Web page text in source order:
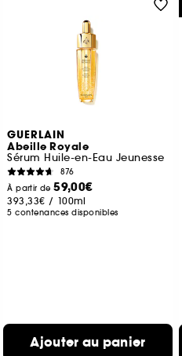
GUERLAIN
Abeille Royale
Sérum Huile-en-Eau Jeunesse
876
À partir de59,00€
393,33€ / 100ml
5 contenances disponibles
Ajouter au panier